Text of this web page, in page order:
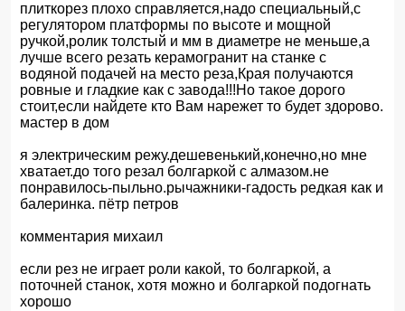
плиткорез плохо справляется,надо специальный,с
регулятором платформы по высоте и мощной
ручкой,ролик толстый и мм в диаметре не меньше,а
лучше всего резать керамогранит на станке с
водяной подачей на место реза,Края получаются
ровные и гладкие как с завода!!!Но такое дорого
стоит,если найдете кто Вам нарежет то будет здорово.
мастер в дом
я электрическим режу.дешевенький,конечно,но мне
хватает.до того резал болгаркой с алмазом.не
понравилось-пыльно.рычажники-гадость редкая как и
балеринка. пётр петров
комментария михаил
если рез не играет роли какой, то болгаркой, а
поточней станок, хотя можно и болгаркой подогнать
хорошо